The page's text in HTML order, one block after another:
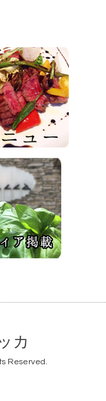
カ
Reserved.